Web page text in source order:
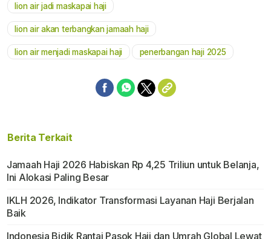
lion air jadi maskapai haji
lion air akan terbangkan jamaah haji
lion air menjadi maskapai haji penerbangan haji 2025
Berita Terkait
Jamaah Haji 2026 Habiskan Rp 4,25 Triliun untuk Belanja,
Ini Alokasi Paling Besar
IKLH 2026, Indikator Transformasi Layanan Haji Berjalan
Baik
Indonesia Bidik Rantai Pasok Haji dan Umrah Global Lewat